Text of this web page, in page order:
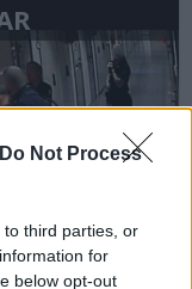
Do Not Process
third parties, or
for
below opt-out
utdela en spark mot